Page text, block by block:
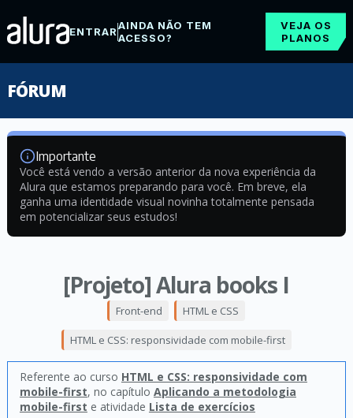
ENTRARAINDA NÃO TEM
ACESSO?
VEJA OS
PLANOS
FÓRUM
Importante
Você está vendo a versão anterior da nova experiência da
Alura que estamos preparando para você. Em breve, ela
ganha uma identidade visual novinha totalmente pensada
em potencializar seus estudos!
[Projeto] Alura books I
Front-end HTML e CSS
HTML e CSS: responsividade com mobile-first
Referente ao curso HTML e CSS: responsividade com
mobile-first, no capítulo Aplicando a metodologia
mobile-first e atividade Lista de exercícios